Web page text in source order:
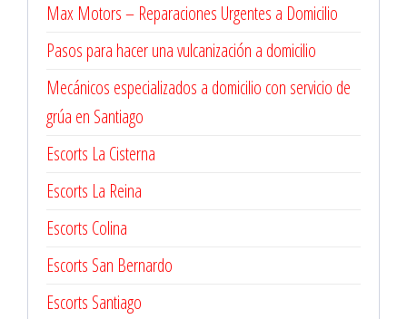
Max Motors – Reparaciones Urgentes a Domicilio
Pasos para hacer una vulcanización a domicilio
Mecánicos especializados a domicilio con servicio de
grúa en Santiago
Escorts La Cisterna
Escorts La Reina
Escorts Colina
Escorts San Bernardo
Escorts Santiago